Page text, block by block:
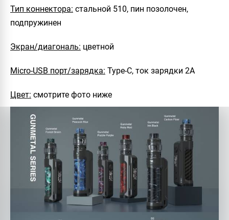
Тип коннектора: стальной 510, пин позолочен,
подпружинен
Экран/диагональ: цветной
Micro-USB порт/зарядка: Type-C, ток зарядки 2А
Цвет: смотрите фото ниже